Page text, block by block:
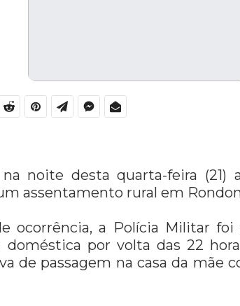
noite desta quarta-feira (21)
assentamento rural em
ocorrência, a Polícia Militar foi
doméstica por volta das 22
de passagem na casa da mãe